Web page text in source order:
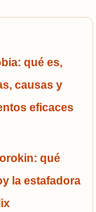
qué es,
causas y
eficaces
qué
la estafadora